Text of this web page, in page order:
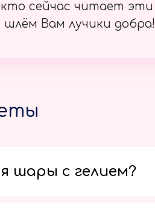
кто сейчас читает
шлём Вам лучики добра!
шары с гелием?